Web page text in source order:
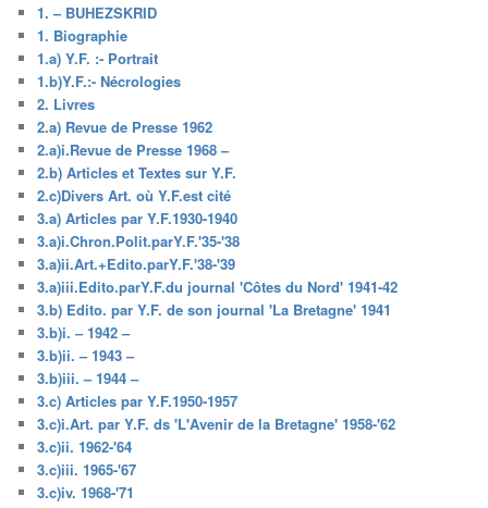
1. – BUHEZSKRID
1. Biographie
1.a) Y.F. :- Portrait
1.b)Y.F.:- Nécrologies
2. Livres
2.a) Revue de Presse 1962
2.a)i.Revue de Presse 1968 –
2.b) Articles et Textes sur Y.F.
2.c)Divers Art. où Y.F.est cité
3.a) Articles par Y.F.1930-1940
3.a)i.Chron.Polit.parY.F.'35-'38
3.a)ii.Art.+Edito.parY.F.'38-'39
3.a)iii.Edito.parY.F.du journal 'Côtes du Nord' 1941-42
3.b) Edito. par Y.F. de son journal 'La Bretagne' 1941
3.b)i. – 1942 –
3.b)ii. – 1943 –
3.b)iii. – 1944 –
3.c) Articles par Y.F.1950-1957
3.c)i.Art. par Y.F. ds 'L'Avenir de la Bretagne' 1958-'62
3.c)ii. 1962-'64
3.c)iii. 1965-'67
3.c)iv. 1968-'71